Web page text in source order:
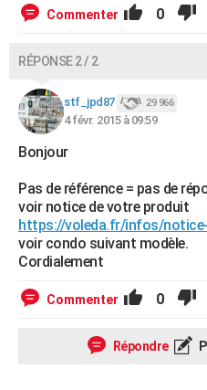
Commenter 0
RÉPONSE 2 / 2
stf_jpd87 29 966
4 févr. 2015 à 09:59
Bonjour
Pas de référence = pas de
voir notice de votre produit
https://voleda.fr/infos/
voir condo suivant modèle.
Cordialement
Commenter 0
Répondre